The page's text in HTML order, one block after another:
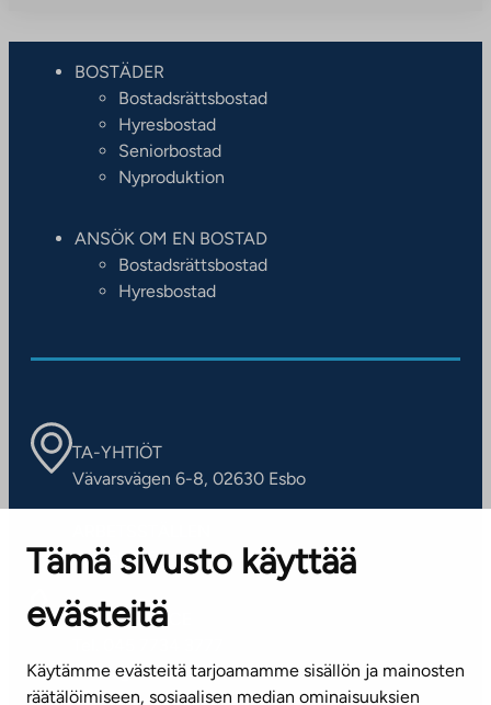
Tämä sivusto käyttää
evästeitä
Käytämme evästeitä tarjoamamme sisällön ja mainosten
räätälöimiseen, sosiaalisen median ominaisuuksien
BOSTÄDER
Bostadsrättsbostad
Hyresbostad
Seniorbostad
Nyproduktion
ANSÖK OM EN BOSTAD
Bostadsrättsbostad
Hyresbostad
TA-YHTIÖT
Vävarsvägen 6-8, 02630 Esbo
Kontaktinformation
KUNDSERVICE
(vardagar kl. 8–16)